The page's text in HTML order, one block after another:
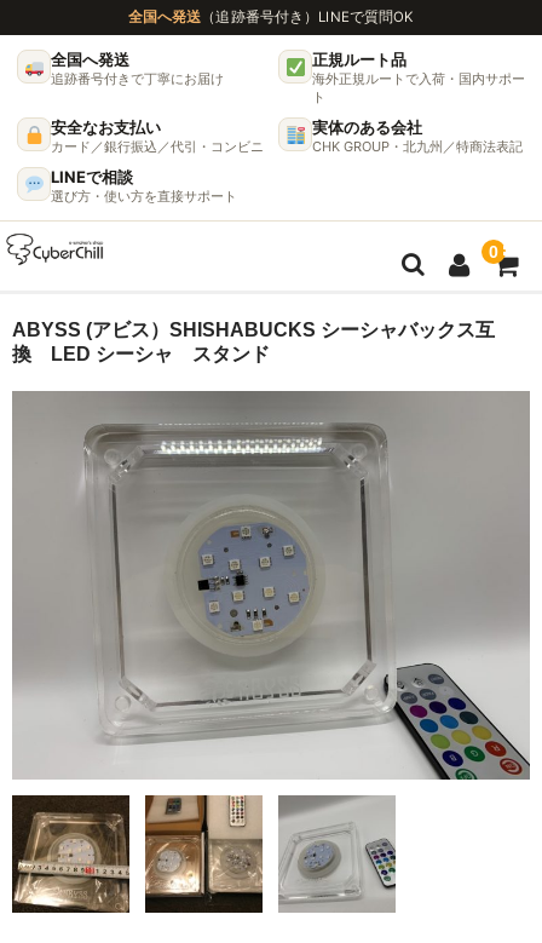
全国へ発送 （追跡番号付き） LINEで質問OK
全国へ発送
追跡番号付きで丁寧にお届け
正規ルート品
海外正規ルートで入荷・国内サポー
ト
安全なお支払い
カード／銀行振込／代引・コンビニ
実体のある会社
CHK GROUP・北九州／特商法表記
LINEで相談
選び方・使い方を直接サポート
0
ガイド
DynaVap完全ガイド
グラインダー完全ガイド
挽き方で味が変わる理由
シーシャ炭の選び方
マウスピースの選び方
シーシャの始め方
BFG Dani（バッテリー不要ヴェポ）
BFGセット（一式）
BFGステム（本体のみ）
BFGパーツ
ABYSS (アビス）SHISHABUCKS シーシャバックス互
換 LED シーシャ スタンド